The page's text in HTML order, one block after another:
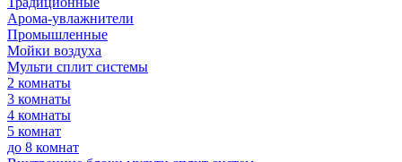
Арома-увлажнители
Промышленные
Мойки воздуха
Мульти сплит системы
2 комнаты
3 комнаты
4 комнаты
5 комнат
до 8 комнат